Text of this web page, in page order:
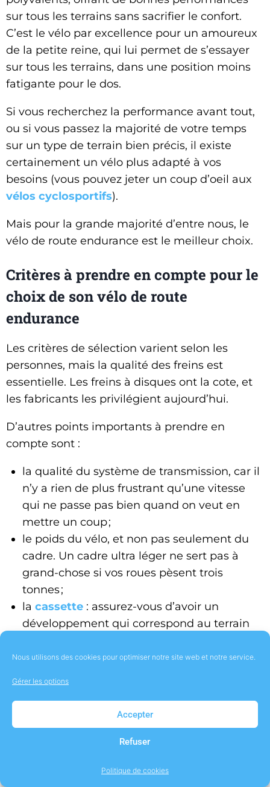
Nous utilisons des cookies pour optimiser notre site web et notre service.
Gérer les options
Accepter
Refuser
Politique de cookies
sur tous les terrains sans sacrifier le confort.
C’est le vélo par excellence pour un amoureux
de la petite reine, qui lui permet de s’essayer
sur tous les terrains, dans une position moins
fatigante pour le dos.
Si vous recherchez la performance avant tout,
ou si vous passez la majorité de votre temps
sur un type de terrain bien précis, il existe
certainement un vélo plus adapté à vos
besoins (vous pouvez jeter un coup d’oeil aux
vélos cyclosportifs).
Mais pour la grande majorité d’entre nous, le
vélo de route endurance est le meilleur choix.
Critères à prendre en compte pour le
choix de son vélo de route
endurance
Les critères de sélection varient selon les
personnes, mais la qualité des freins est
essentielle. Les freins à disques ont la cote, et
les fabricants les privilégient aujourd’hui.
D’autres points importants à prendre en
compte sont :
la qualité du système de transmission, car il
n’y a rien de plus frustrant qu’une vitesse
qui ne passe pas bien quand on veut en
mettre un coup ;
le poids du vélo, et non pas seulement du
cadre. Un cadre ultra léger ne sert pas à
grand-chose si vos roues pèsent trois
tonnes ;
la cassette : assurez-vous d’avoir un
développement qui correspond au terrain
les dans la meilleure position possible. Pour
ceci :
évident, mais combien de personnes ai-je